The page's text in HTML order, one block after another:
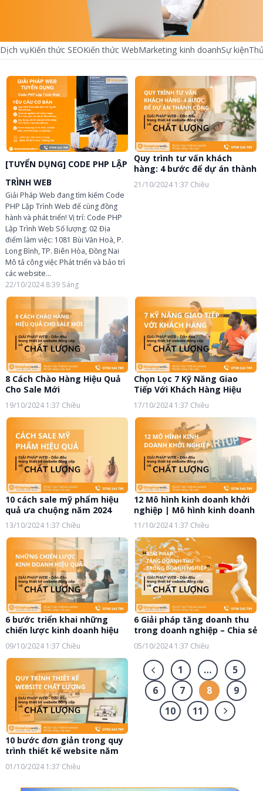
Dịch vụKiến thức SEOKiến thức WebMarketing kinh doanhSự kiện
[TUYỂN DỤNG] CODE PHP LẬP
TRÌNH WEB
Giải Pháp Web đang tìm kiếm Code
PHP Lập Trình Web để cùng đồng
hành và phát triển! Vị trí: Code PHP
Lập Trình Web Số lượng: 02 Địa
điểm làm việc: 1081 Bùi Văn Hoà, P.
Long Bình, TP. Biên Hòa, Đồng Nai
Mô tả công việc Phát triển và bảo trì
các website...
22/10/2024 8:39 Sáng
Quy trình tư vấn khách
hàng: 4 bước để dự án thành
công
21/10/2024 1:37 Chiều
8 Cách Chào Hàng Hiệu Quả
Cho Sale Mới
19/10/2024 1:37 Chiều
Chọn Lọc 7 Kỹ Năng Giao
Tiếp Với Khách Hàng Hiệu
Quả
17/10/2024 1:37 Chiều
10 cách sale mỹ phẩm hiệu
quả ưa chuộng năm 2024
13/10/2024 1:37 Chiều
12 Mô hình kinh doanh khởi
nghiệp | Mô hình kinh doanh
2024
11/10/2024 1:37 Chiều
6 bước triển khai những
chiến lược kinh doanh hiệu
quả 2025
09/10/2024 1:37 Chiều
6 Giải pháp tăng doanh thu
trong doanh nghiệp – Chia sẻ
chi tiết!
05/10/2024 1:37 Chiều
10 bước đơn giản trong quy
trình thiết kế website năm
2024
01/10/2024 1:37 Chiều
1 …
5
6
7 8
9
10
11